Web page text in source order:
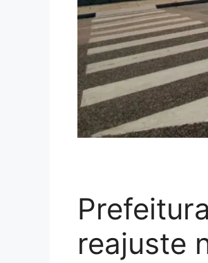
reajuste